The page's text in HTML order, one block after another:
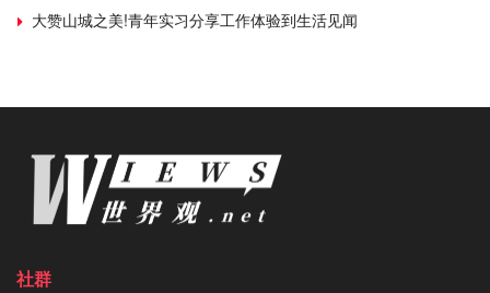
大赞山城之美!青年实习分享工作体验到生活见闻
社群